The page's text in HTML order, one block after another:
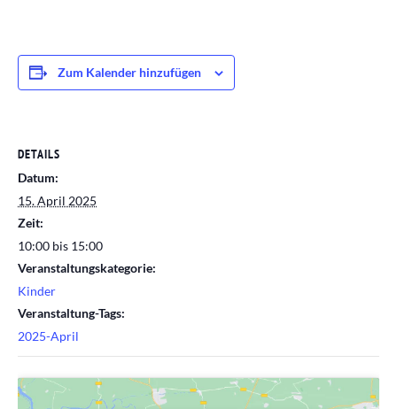
Zum Kalender hinzufügen
DETAILS
Datum:
15. April 2025
Zeit:
10:00 bis 15:00
Veranstaltungskategorie:
Kinder
Veranstaltung-Tags:
2025-April